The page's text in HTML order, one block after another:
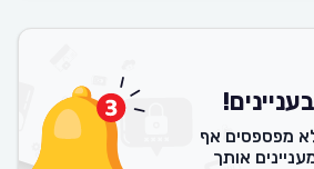
מפספסים אף
אותך